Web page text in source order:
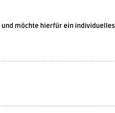
möchte hierfür ein individuelles